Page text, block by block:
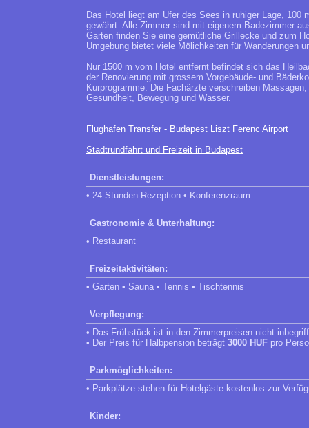
Das Hotel liegt am Ufer des Sees in ruhiger Lage, 100
gewährt. Alle Zimmer sind mit eigenem Badezimmer
Garten finden Sie eine gemütliche Grillecke und zum
Umgebung bietet viele Mölichkeiten für Wanderungen
Nur 1500 m vom Hotel entfernt befindet sich das
der Renovierung mit grossem Vorgebäude- und
Kurprogramme. Die Fachärzte verschreiben
Gesundheit, Bewegung und Wasser.
Flughafen Transfer - Budapest Liszt Ferenc Airport
Stadtrundfahrt und Freizeit in Budapest
Dienstleistungen:
• 24-Stunden-Rezeption • Konferenzraum
Gastronomie & Unterhaltung:
• Restaurant
Freizeitaktivitäten:
• Garten • Sauna • Tennis • Tischtennis
Verpflegung:
• Das Frühstück ist in den Zimmerpreisen nicht
• Der Preis für Halbpension beträgt 3000 HUF pro
Parkmöglichkeiten:
• Parkplätze stehen für Hotelgäste kostenlos zur
Kinder: